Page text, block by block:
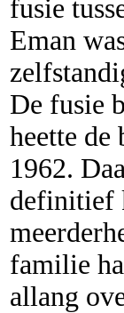
fusie
Eman
De fusie
heette
1962.
definitief
familie
allang